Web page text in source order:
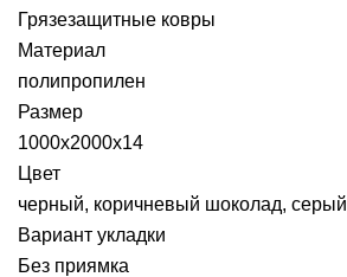
Грязезащитные ковры
Материал
полипропилен
Размер
1000x2000x14
Цвет
черный, коричневый шоколад, серый
Вариант укладки
Без приямка